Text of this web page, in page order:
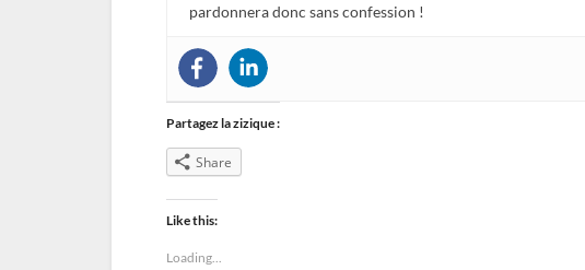
pardonnera donc sans confession !
Partagez la zizique :
Share
Like this:
Loading...